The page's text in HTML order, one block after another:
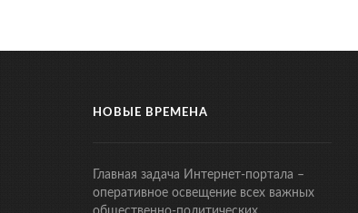
НОВЫЕ ВРЕМЕНА
Главная задача Интернет-портала –
оперативное освещение всех важных